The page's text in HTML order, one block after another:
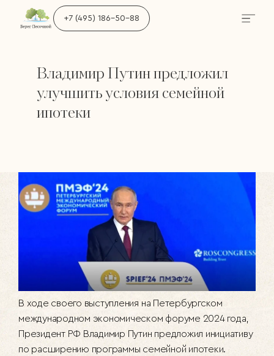
+7 (495) 186-50-88
Владимир Путин предложил
улучшить условия семейной
ипотеки
В ходе своего выступления на Петербургском
международном экономическом форуме 2024 года,
Президент РФ Владимир Путин предложил инициативу
по расширению программы семейной ипотеки.